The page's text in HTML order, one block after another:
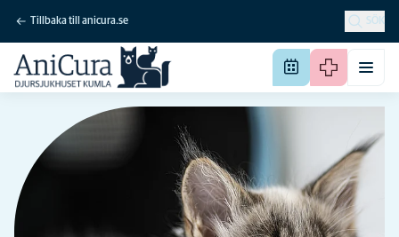
Tillbaka till anicura.se SÖK